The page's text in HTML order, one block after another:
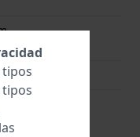
de resorte
tipos